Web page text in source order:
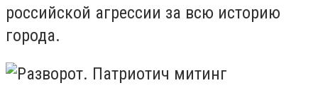
российской агрессии за всю историю
города.